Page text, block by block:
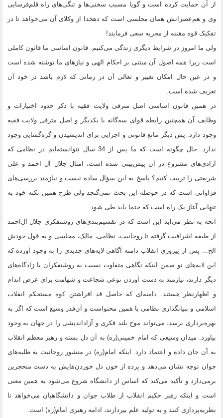
از آن حمایت کرده است و گویا مسبب سختی‌ها و تنگی‌های راه قلم‌فرسایی
وی و هم‌عصرانش همان مجلسی است که دهخدا از وکلای آن می‌خواهد تا در
تفکیک قوه مقننه از مجریه سعی فرمایند!
ولی ما امروز در شرایط دیگری زندگی می‌کنیم. قانون اساسی ما قانون کاملی
است زیرا همه اصول آن مبتنی بر احکام الهی و نیازهای ما نوشته شده است
و در عین حال امکان تغییر و تعالی آن در زمانی که لازم باشد در خود آن
تعریف شده است.
در همین قانون اساسی اصل مترقی ولایت فقیه با ذکر حدود اختیارات و
وظایف آن همچنین رابطه قوای سه‌گانه با یکدیگر و اصل مترقی ولایت فقیه
وجود دارد. پس دیگر مانع قانونی و اجرایی برای اندیشیدن و گره‌گشایی وجود
ندارد. حال چگونه است که ما پس از 34 سال نتوانسته‌ایم در نظامی که
آزادی‌های مشروع در آن پیش‌بینی شده است، امثال جلال آل احمد و علی
شریعتی را تربیت کنیم؟ پاسخ به این سؤال ساده نیست و نیازمند بررسی‌های
فراوانی است که در حوصله این بحث نمی‌گنجد ولی طرح همین نکته خود به
تنهایی آغاز یک راه است که حتما باید طی شود.
آنچه به نظر می‌آید این است که در تقسیم‌بندی‌های روشنفکری جلال آل‌احمد
از طبقه اشرافیت گرفته تا روحانیت، نظامی، مالک، مجلسی و به قول خودش
الخ... پس از پیروزی انقلاب دامنه آگاهی لایه‌های جدیدی را به وجود آورده که
این لایه‌های نو ضمن اینکه نگاهی متفاوت نسبت به روشنفکران با زادگاه‌های
دیگر دارند، نیازمند به دست آوردن نوعی شجاعت و شهامت برای عرض اندام
و اظهارنظر هستند. دامنه‌ای که حاصل قد افراشتن کوه مستحکم انقلاب
اسلامی و بنیانگذاری نظامی با همین محتواست و آن‌قدر وسیع است که اگر به
بهره‌برداری برسد، می‌تواند موج بلند فکری و آزاداندیشی را در جهان به وجود
بیاورد. میدان وسیعی که امام خمینی(ره) به آن دل بسته و رهبر معظم انقلاب
به آن جان داده و اعتماد دارد. اینکه امام(ره) در منشور روحانیت به طلبه‌های
جوان توجه نشان می‌دهد و پرده از خون دل خوردن‌هایش به دست متحجرین
برمی‌دارد و تأکید می‌کند که اساس از دانشگاه شروع می‌شود به همین معنی
است و اینکه رهبر حکیم انقلاب از طلاب جوان و دانشگاهیان می‌خواهد تا
نظریه‌پردازی کنند و به تولید علم بپردازند، ادامه رهبری امام(ره) است.